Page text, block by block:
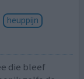
heuppijn
die bleef